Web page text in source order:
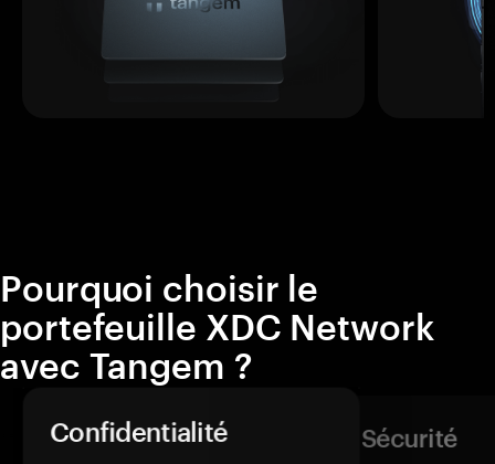
Pourquoi choisir le
portefeuille XDC Network
avec Tangem ?
Confidentialité Sécurité